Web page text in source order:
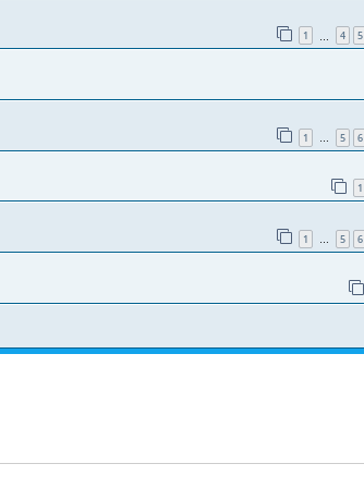
1 4 5
1 … 5 6
1
1 … 5 6